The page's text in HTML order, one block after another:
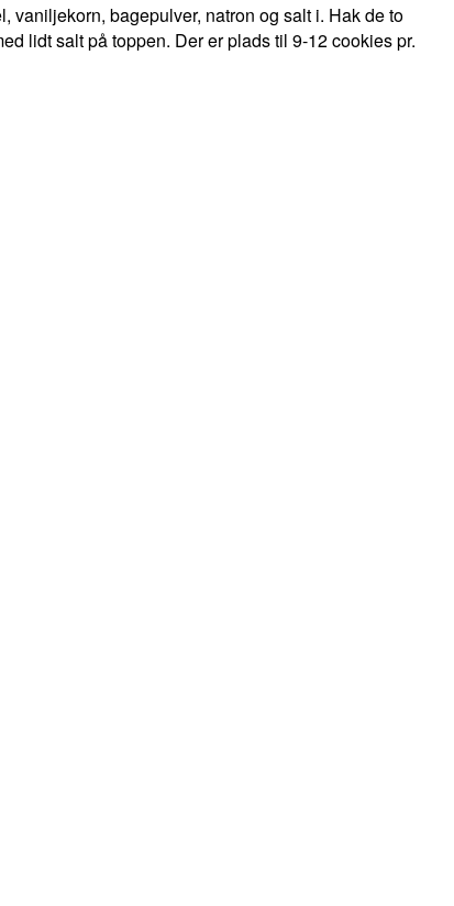
vaniljekorn, bagepulver, natron og salt i. Hak de to
lidt salt på toppen. Der er plads til 9-12 cookies pr.